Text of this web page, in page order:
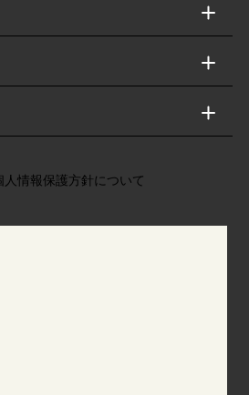
人情報保護方針について